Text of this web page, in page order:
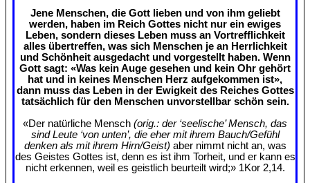
Jene Menschen, die Gott lieben und von ihm geliebt
werden, haben im Reich Gottes nicht nur ein ewiges
Leben, sondern dieses Leben muss an Vortrefflichkeit
alles übertreffen, was sich Menschen je an Herrlichkeit
und Schönheit ausgedacht und vorgestellt haben. Wenn
Gott sagt: «Was kein Auge gesehen und kein Ohr gehört
hat und in keines Menschen Herz aufgekommen ist»,
dann muss das Leben in der Ewigkeit des Reiches Gottes
tatsächlich für den Menschen unvorstellbar schön sein.
«Der natürliche Mensch (orig.: der ‘seelische’ Mensch, das
sind Leute ‘von unten’, die eher mit ihrem Bauch/Gefühl
denken als mit ihrem Hirn/Geist) aber nimmt nicht an, was
des Geistes Gottes ist, denn es ist ihm Torheit, und er kann es
nicht erkennen, weil es geistlich beurteilt wird;» 1Kor 2,14.